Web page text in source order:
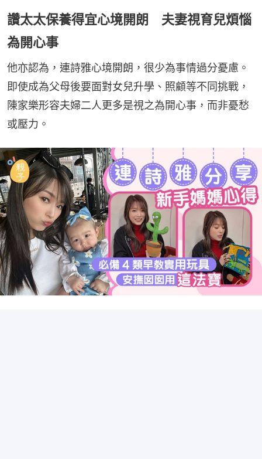
讚太太保養得宜心境開朗 夫妻視育兒煩惱
為開心事
他亦認為，連詩雅心境開朗，很少為事情過分憂慮。
即使成為父母後要面對女兒升學、照顧等不同挑戰，
陳家樂形容夫婦二人更多是視之為開心事，而非憂愁
或壓力。